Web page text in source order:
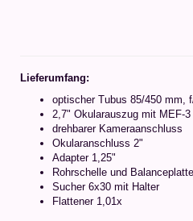
Lieferumfang:
optischer Tubus 85/450 mm,
2,7" Okularauszug mit MEF-
drehbarer Kameraanschluss
Okularanschluss 2"
Adapter 1,25"
Rohrschelle und Balanceplatte
Sucher 6x30 mit Halter
Flattener 1,01x